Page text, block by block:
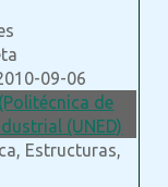
09-06
de
(UNED)
Estructuras,